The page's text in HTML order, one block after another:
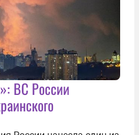
ВС России